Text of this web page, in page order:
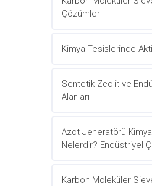
Çözümler
Kimya Tesislerinde
Sentetik Zeolit ve
Alanları
Azot Jeneratörü
Nelerdir? Endüstriyel
Karbon Moleküler